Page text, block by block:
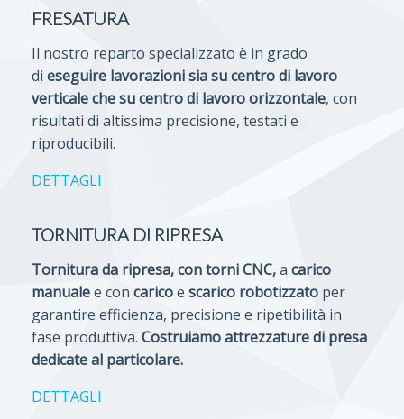
FRESATURA
Il nostro reparto specializzato è in grado
di eseguire lavorazioni sia su centro di lavoro
verticale che su centro di lavoro orizzontale, con
risultati di altissima precisione, testati e
riproducibili.
DETTAGLI
TORNITURA DI RIPRESA
Tornitura da ripresa, con torni CNC,a carico
manualee con caricoe scarico robotizzato per
garantire efficienza, precisione e ripetibilità in
fase produttiva. Costruiamo attrezzature di presa
dedicate al particolare.
DETTAGLI